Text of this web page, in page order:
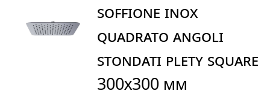
SOFFIONE INOX
QUADRATO ANGOLI
STONDATI PLETY SQUARE
300X300 mm